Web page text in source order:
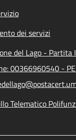
dei servizi
del Lago - Partita
00366960540 -
Telematico